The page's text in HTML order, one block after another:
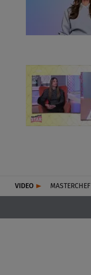
VIDEO MASTERCHEF